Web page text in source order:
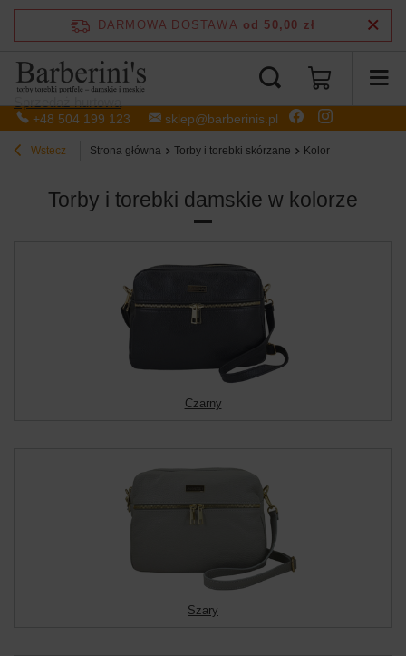
+48 504 199 123 sklep@barberinis.pl
DARMOWA DOSTAWA od 50,00 zł
Wstecz Strona główna Torby i torebki skórzane Kolor
Torby i torebki damskie w kolorze
Czarny
Szary